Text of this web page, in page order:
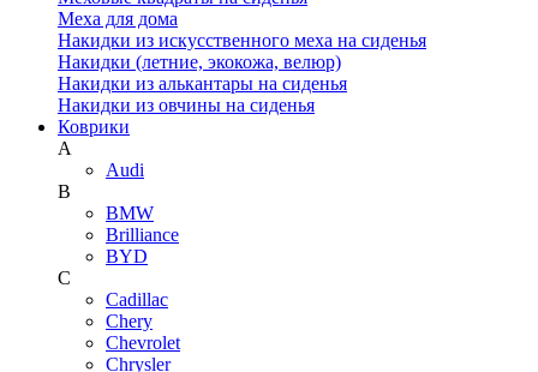
Меха для дома
Накидки из искусственного меха на сиденья
Накидки (летние, экокожа, велюр)
Накидки из алькантары на сиденья
Накидки из овчины на сиденья
Коврики
A
Audi
B
BMW
Brilliance
BYD
C
Cadillac
Chery
Chevrolet
Chrysler